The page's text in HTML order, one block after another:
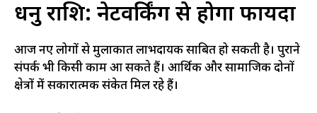
धनु राशि: नेटवर्किंग से होगा फायदा
आज नए लोगों से मुलाकात लाभदायक साबित हो सकती है। पुराने
संपर्क भी किसी काम आ सकते हैं। आर्थिक और सामाजिक दोनों
क्षेत्रों में सकारात्मक संकेत मिल रहे हैं।